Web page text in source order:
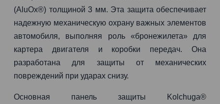
(AluOx®) толщиной 3 мм. Эта защита обеспечивает
надежную механическую охрану важных элементов
автомобиля, выполняя роль «бронежилета» для
картера двигателя и коробки передач. Она
разработана для защиты от механических
повреждений при ударах снизу.
Основная панель защиты Kolchuga®